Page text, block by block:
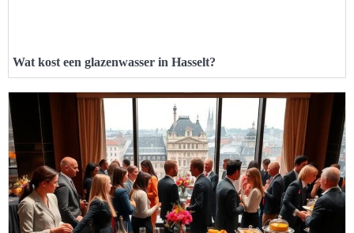
Wat kost een glazenwasser in Hasselt?